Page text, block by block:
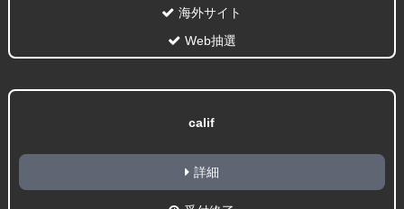
海外サイト
Web抽選
calif
詳細